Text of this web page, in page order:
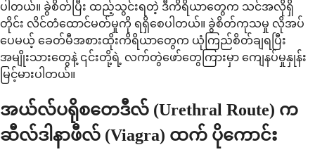
ပါတယ်။ ခွဲစိတ်ပြီး ထည့်သွင်းရတဲ့ ဒီကိရိယာတွေက သင်အလိုရှိ
တိုင်း လိင်တံထောင်မတ်မှုကို ရရှိစေပါတယ်။ ခွဲစိတ်ကုသမှု လိုအပ်
ပေမယ့် ခေတ်မီအစားထိုးကိရိယာတွေက ယုံကြည်စိတ်ချရပြီး
အမျိုးသားတွေနဲ့ ၎င်းတို့ရဲ့ လက်တွဲဖော်တွေကြားမှာ ကျေနပ်မှုနှုန်း
မြင့်မားပါတယ်။
အယ်လ်ပရိုစတေဒီလ် (Urethral Route) က
ဆီလ်ဒါနာဖီလ် (Viagra) ထက် ပိုကောင်း